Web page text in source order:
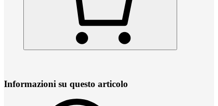
Informazioni su questo articolo